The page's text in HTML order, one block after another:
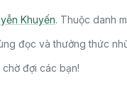
Khuyến. Thuộc danh
đọc và thưởng thức
đợi các bạn!